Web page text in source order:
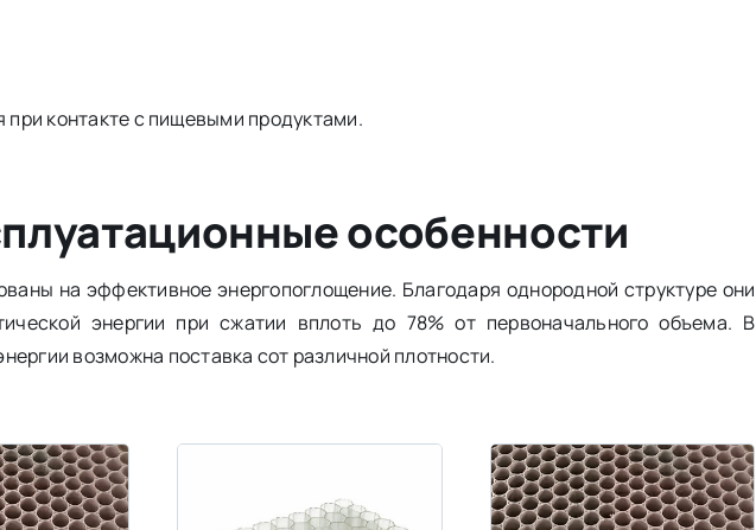
контакте с пищевыми продуктами.
особенности
на эффективное энергопоглощение. Благодаря однородной структуре они
энергии при сжатии вплоть до 78% от первоначального объема. В
возможна поставка сот различной плотности.